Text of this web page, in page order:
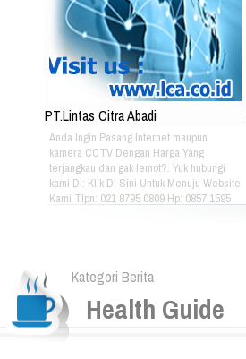
PT.Lintas Citra Abadi
Anda Ingin Pasang Internet maupun
kamera CCTV Dengan Harga Yang
terjangkau dan gak lemot?. Yuk hubungi
kami Di: Klik Di Sini Untuk Menuju Website
Kami Tlpn: 021 8795 0809 Hp: 0857 1595
Kategori Berita
Health Guide